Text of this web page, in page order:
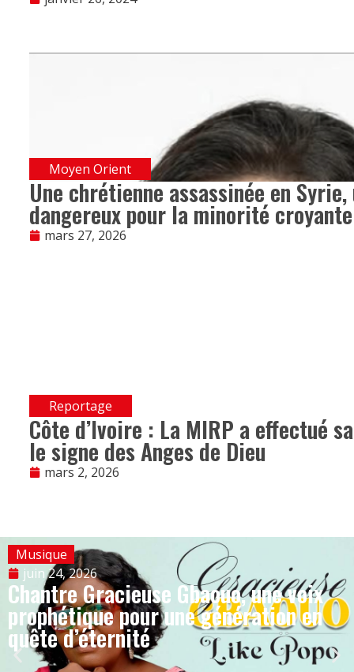
Moyen Orient
Une chrétienne assassinée en
dangereux pour la minorité croyante
mars 27, 2026
Reportage
Côte d’Ivoire : La MIRP a effectué
le signe des Anges de Dieu
mars 2, 2026
Musique
juin 24, 2026
Chantre Gracieuse Gbaouo, une voix
prophétique pour une génération en
quête d’éternité